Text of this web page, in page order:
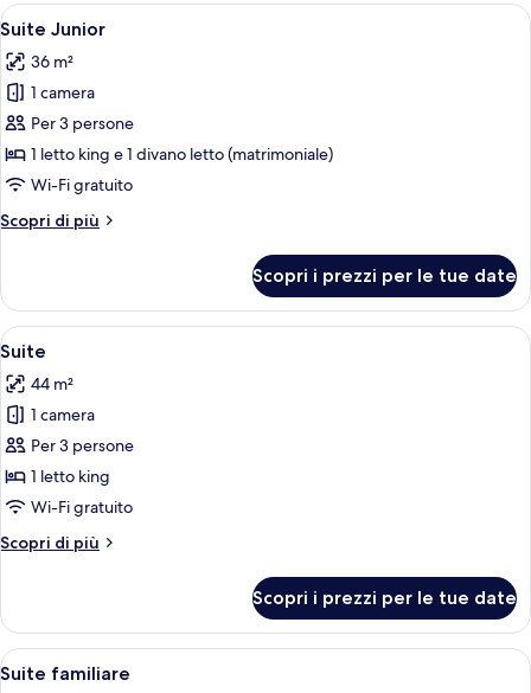
Apri
tutte
le
foto
per
Suite
Junior
Una camera da letto moderna con
4
Suite Junior
36 m²
1 camera
Per 3 persone
1 letto king e 1 divano letto (matrimoniale)
Wi-Fi gratuito
Scopri di più
Altri
Junior
Scopri i prezzi per le tue date
Apri
tutte
le
foto
per
Suite
Una moderna camera d'albergo
5
Suite
44 m²
1 camera
Per 3 persone
1 letto king
Wi-Fi gratuito
Scopri di più
Altri
Scopri i prezzi per le tue date
Apri
tutte
Un soggiorno moderno con un
5
Suite familiare